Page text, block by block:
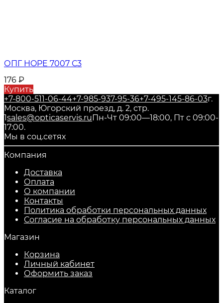
ОПГ HOPE 7007 С3
176 ₽
Купить
+7-800-511-06-44+7-985-937-95-36+7-495-145-86-03г.
Москва, Югорский проезд, д. 2, стр.
1sales@opticaservis.ruПн-Чт 09:00—18:00, Пт с 09:00-
17:00.
Мы в соц.сетях
Компания
Доставка
Оплата
О компании
Контакты
Политика обработки персональных данных
Согласие на обработку персональных данных
Магазин
Корзина
Личный кабинет
Оформить заказ
Каталог